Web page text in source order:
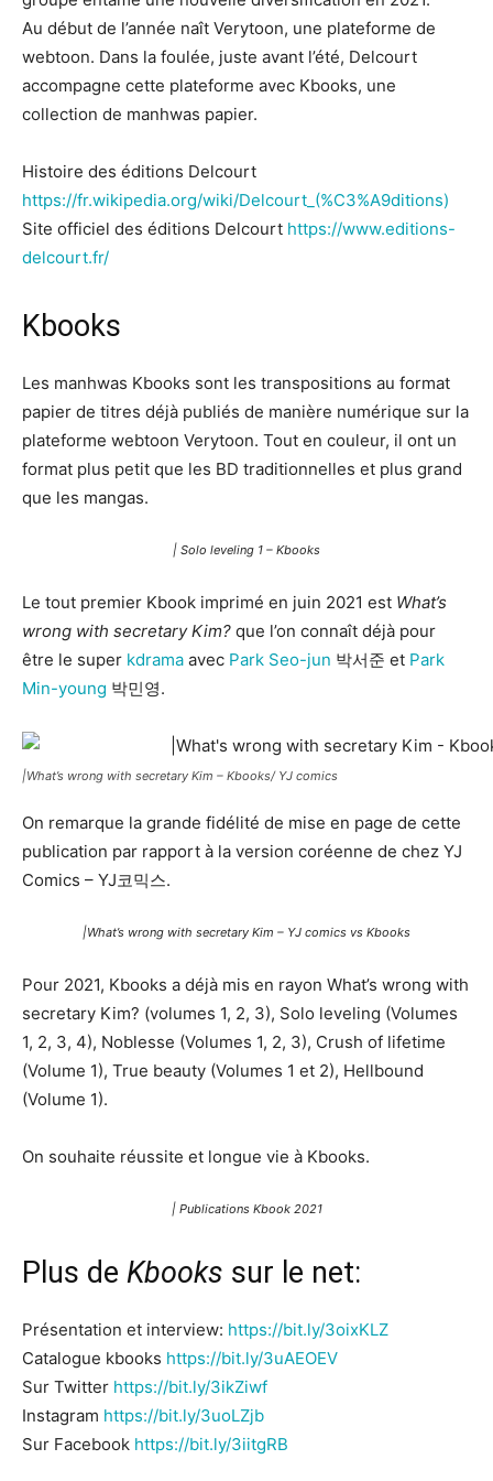
Au début de l’année naît Verytoon, une plateforme de
webtoon. Dans la foulée, juste avant l’été, Delcourt
accompagne cette plateforme avec Kbooks, une
collection de manhwas papier.
Histoire des éditions Delcourt
https://fr.wikipedia.org/wiki/Delcourt_(%C3%A9ditions)
Site officiel des éditions Delcourt https://www.editions-
delcourt.fr/
Kbooks
Les manhwas Kbooks sont les transpositions au format
papier de titres déjà publiés de manière numérique sur la
plateforme webtoon Verytoon. Tout en couleur, il ont un
format plus petit que les BD traditionnelles et plus grand
que les mangas.
| Solo leveling 1 – Kbooks
Le tout premier Kbook imprimé en juin 2021 est What’s
wrong with secretary Kim? que l’on connaît déjà pour
être le super kdrama avec Park Seo-jun 박서준 et Park
Min-young 박민영.
|What’s wrong with secretary Kim – Kbooks/ YJ comics
On remarque la grande fidélité de mise en page de cette
publication par rapport à la version coréenne de chez YJ
Comics – YJ코믹스.
|What’s wrong with secretary Kim – YJ comics vs Kbooks
Pour 2021, Kbooks a déjà mis en rayon What’s wrong with
secretary Kim? (volumes 1, 2, 3), Solo leveling (Volumes
1, 2, 3, 4), Noblesse (Volumes 1, 2, 3), Crush of lifetime
(Volume 1), True beauty (Volumes 1 et 2), Hellbound
(Volume 1).
On souhaite réussite et longue vie à Kbooks.
| Publications Kbook 2021
Plus de Kbooks sur le net:
Présentation et interview: https://bit.ly/3oixKLZ
Catalogue kbooks https://bit.ly/3uAEOEV
Sur Twitter https://bit.ly/3ikZiwf
Instagram https://bit.ly/3uoLZjb
Sur Facebook https://bit.ly/3iitgRB